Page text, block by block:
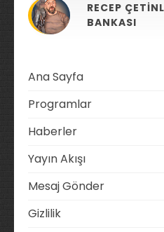
RECEP
BANKASI
Ana Sayfa
Programlar
Haberler
Yayın Akışı
Mesaj Gönder
Gizlilik